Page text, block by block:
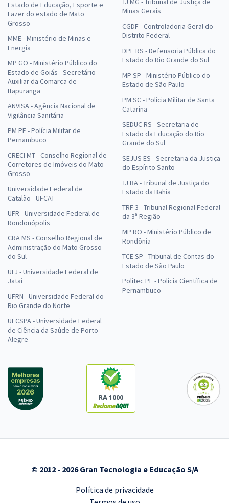
Estado de Educação, Esporte e
Lazer do estado de Mato
Grosso
MME - Ministério de Minas e
Energia
MP GO - Ministério Público do
Estado de Goiás - Secretário
Auxiliar da Comarca de
Itapuranga
ANVISA - Agência Nacional de
Vigilância Sanitária
PM PE - Polícia Militar de
Pernambuco
CRECI MT - Conselho Regional de
Corretores de Imóveis do Mato
Grosso
Universidade Federal de
Catalão - UFCAT
UFR - Universidade Federal de
Rondonópolis
CRA MS - Conselho Regional de
Administração do Mato Grosso
do Sul
UFJ - Universidade Federal de
Jataí
UFRN - Universidade Federal do
Rio Grande do Norte
UFCSPA - Universidade Federal
de Ciência da Saúde de Porto
Alegre
Minas Gerais
CGDF - Controladoria Geral do
Distrito Federal
DPE RS - Defensoria Pública do
Estado do Rio Grande do Sul
MP SP - Ministério Público do
Estado de São Paulo
PM SC - Polícia Militar de Santa
Catarina
SEDUC RS - Secretaria de
Estado da Educação do Rio
Grande do Sul
SEJUS ES - Secretaria da Justiça
do Espírito Santo
TJ BA - Tribunal de Justiça do
Estado da Bahia
TRF 3 - Tribunal Regional Federal
da 3ª Região
MP RO - Ministério Público de
Rondônia
TCE SP - Tribunal de Contas do
Estado de São Paulo
Politec PE - Polícia Científica de
Pernambuco
RA 1000
© 2012 - 2026 Gran Tecnologia e Educação S/A
Política de privacidade